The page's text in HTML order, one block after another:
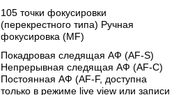
105 точки фокусировки
(перекрестного типа) Ручная
фокусировка (MF)
Покадровая следящая АФ (AF-S)
Непрерывная следящая АФ (AF-C)
Постоянная АФ (AF-F, доступна
только в режиме live view или записи